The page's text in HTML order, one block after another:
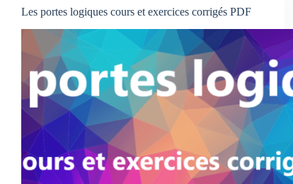
Les portes logiques cours et exercices corrigés PDF